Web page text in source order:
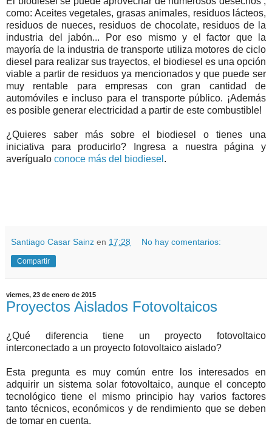
como: Aceites vegetales, grasas animales, residuos lácteos,
residuos de nueces, residuos de chocolate, residuos de la
industria del jabón... Por eso mismo y el factor que la
mayoría de la industria de transporte utiliza motores de ciclo
diesel para realizar sus trayectos, el biodiesel es una opción
viable a partir de residuos ya mencionados y que puede ser
muy rentable para empresas con gran cantidad de
automóviles e incluso para el transporte público. ¡Además
es posible generar electricidad a partir de este combustible!
¿Quieres saber más sobre el biodiesel o tienes una
iniciativa para producirlo? Ingresa a nuestra página y
averígualo conoce más del biodiesel .
Santiago Casar Sainz en 17:28 No hay comentarios:
Compartir
viernes, 23 de enero de 2015
Proyectos Aislados Fotovoltaicos
¿Qué diferencia tiene un proyecto fotovoltaico
interconectado a un proyecto fotovoltaico aislado?
Esta pregunta es muy común entre los interesados en
adquirir un sistema solar fotovoltaico, aunque el concepto
tecnológico tiene el mismo principio hay varios factores
tanto técnicos, económicos y de rendimiento que se deben
de tomar en cuenta.